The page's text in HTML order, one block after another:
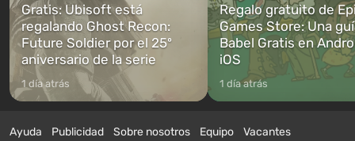
Gratis: Ubisoft está
regalando Ghost Recon:
Future Soldier por el 25º
aniversario de la serie
1 día atrás
Regalo gratuito de
Games Store: Una
Babel Gratis en
iOS
1 día atrás
Ayuda Publicidad Sobre nosotros Equipo
Vacantes